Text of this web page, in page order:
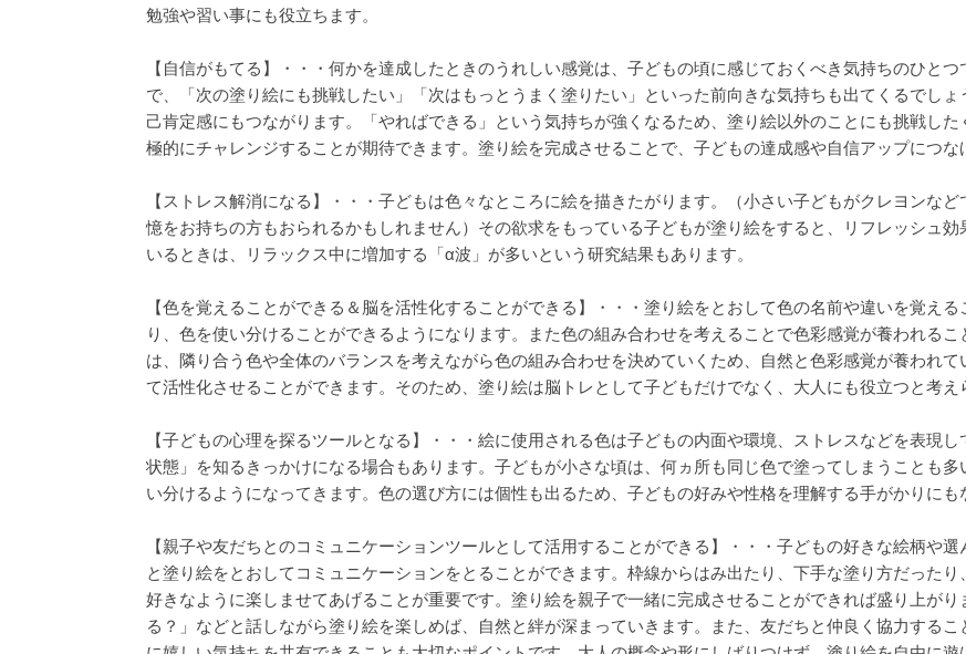
勉強や習い事にも役立ちます。
【自信がもてる】・・・何かを達成したときのうれしい感覚は、子どもの頃に感じておくべき気持ちのひと
で、「次の塗り絵にも挑戦したい」「次はもっとうまく塗りたい」といった前向きな気持ちも出てくるでし
己肯定感にもつながります。「やればできる」という気持ちが強くなるため、塗り絵以外のことにも挑戦し
極的にチャレンジすることが期待できます。塗り絵を完成させることで、子どもの達成感や自信アップにつな
【ストレス解消になる】・・・子どもは色々なところに絵を描きたがります。（小さい子どもがクレヨンな
憶をお持ちの方もおられるかもしれません）その欲求をもっている子どもが塗り絵をすると、リフレッシュ
いるときは、リラックス中に増加する「α波」が多いという研究結果もあります。
【色を覚えることができる＆脳を活性化することができる】・・・塗り絵をとおして色の名前や違いを覚え
り、色を使い分けることができるようになります。また色の組み合わせを考えることで色彩感覚が養われる
は、隣り合う色や全体のバランスを考えながら色の組み合わせを決めていくため、自然と色彩感覚が養われ
て活性化させることができます。そのため、塗り絵は脳トレとして子どもだけでなく、大人にも役立つと考え
【子どもの心理を探るツールとなる】・・・絵に使用される色は子どもの内面や環境、ストレスなどを表現
状態」を知るきっかけになる場合もあります。子どもが小さな頃は、何ヵ所も同じ色で塗ってしまうことも
い分けるようになってきます。色の選び方には個性も出るため、子どもの好みや性格を理解する手がかりにも
【親子や友だちとのコミュニケーションツールとして活用することができる】・・・子どもの好きな絵柄や
と塗り絵をとおしてコミュニケーションをとることができます。枠線からはみ出たり、下手な塗り方だったり
好きなように楽しませてあげることが重要です。塗り絵を親子で一緒に完成させることができれば盛り上が
る？」などと話しながら塗り絵を楽しめば、自然と絆が深まっていきます。また、友だちと仲良く協力する